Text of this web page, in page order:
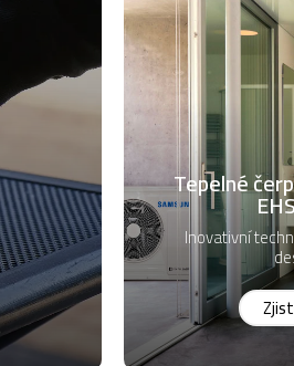
Tepelné
Inovativní